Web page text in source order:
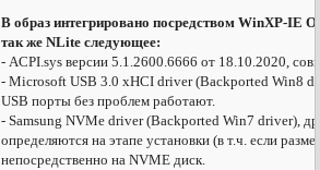
В образ интегрировано посредством WinXP-IE
так же NLite следующее:
- ACPI.sys версии 5.1.2600.6666 от 18.10.2020,
- Microsoft USB 3.0 xHCI driver (Backported Win8
USB порты без проблем работают.
- Samsung NVMe driver (Backported Win7 driver),
определяются на этапе установки (в т.ч. если
непосредственно на NVME диск.